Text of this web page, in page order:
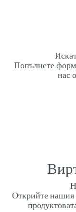
Попълнете
нас
Открийте нашия